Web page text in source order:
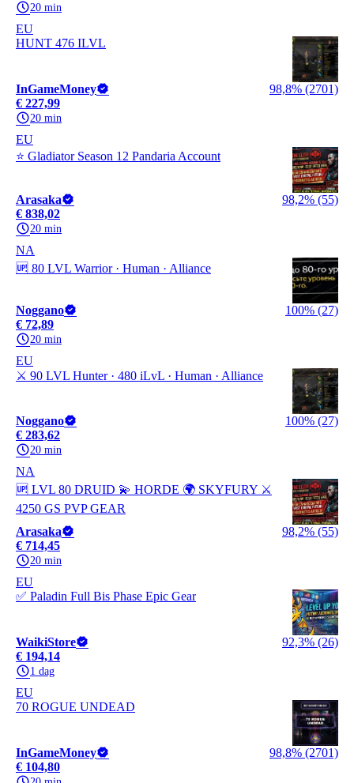
20 min
EU
HUNT 476 ILVL
InGameMoney
98,8% (2701)
€ 227,99
20 min
EU
⭐ Gladiator Season 12 Pandaria Account
Arasaka
98,2% (55)
€ 838,02
20 min
NA
🆙 80 LVL Warrior · Human · Alliance
Noggano
100% (27)
€ 72,89
20 min
EU
⚔️ 90 LVL Hunter · 480 iLvL · Human · Alliance
Noggano
100% (27)
€ 283,62
20 min
NA
🆙 LVL 80 DRUID 💫 HORDE 🌍 SKYFURY ⚔️
4250 GS PVP GEAR
Arasaka
98,2% (55)
€ 714,45
20 min
EU
✅ Paladin Full Bis Phase Epic Gear
WaikiStore
92,3% (26)
€ 194,14
1 dag
EU
70 ROGUE UNDEAD
InGameMoney
98,8% (2701)
€ 104,80